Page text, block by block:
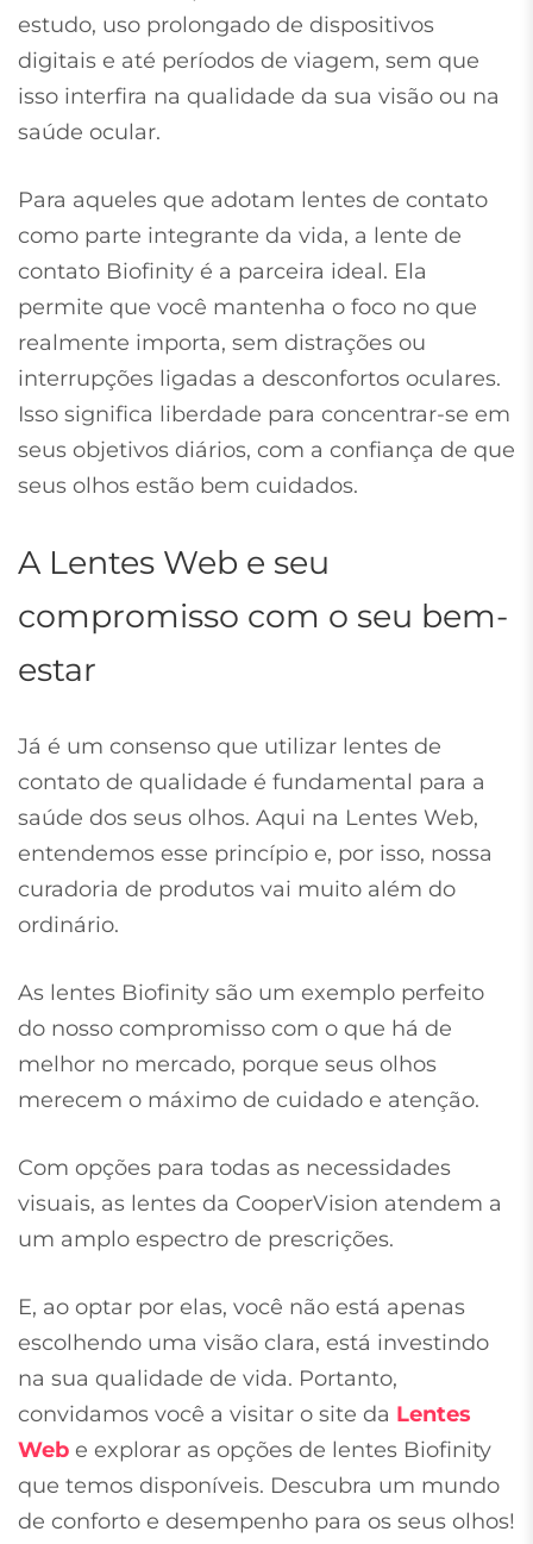
estudo, uso prolongado de dispositivos
digitais e até períodos de viagem, sem que
isso interfira na qualidade da sua visão ou na
saúde ocular.
Para aqueles que adotam lentes de contato
como parte integrante da vida, a lente de
contato Biofinity é a parceira ideal. Ela
permite que você mantenha o foco no que
realmente importa, sem distrações ou
interrupções ligadas a desconfortos oculares.
Isso significa liberdade para concentrar-se em
seus objetivos diários, com a confiança de que
seus olhos estão bem cuidados.
A Lentes Web e seu
compromisso com o seu bem-
estar
Já é um consenso que utilizar lentes de
contato de qualidade é fundamental para a
saúde dos seus olhos. Aqui na Lentes Web,
entendemos esse princípio e, por isso, nossa
curadoria de produtos vai muito além do
ordinário.
As lentes Biofinity são um exemplo perfeito
do nosso compromisso com o que há de
melhor no mercado, porque seus olhos
merecem o máximo de cuidado e atenção.
Com opções para todas as necessidades
visuais, as lentes da CooperVision atendem a
um amplo espectro de prescrições.
E, ao optar por elas, você não está apenas
escolhendo uma visão clara, está investindo
na sua qualidade de vida. Portanto,
convidamos você a visitar o site da Lentes
Web e explorar as opções de lentes Biofinity
que temos disponíveis. Descubra um mundo
de conforto e desempenho para os seus olhos!